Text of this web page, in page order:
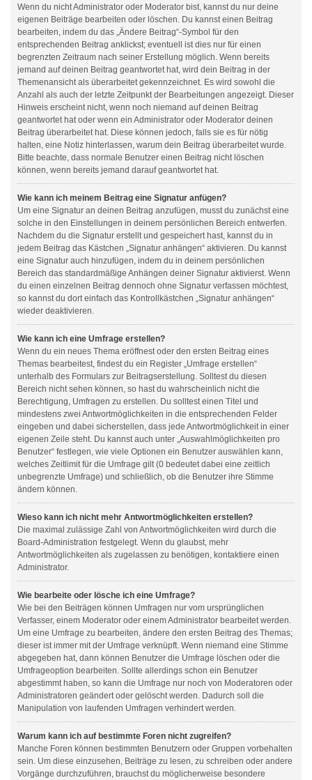
Wenn du nicht Administrator oder Moderator bist, kannst du nur deine
eigenen Beiträge bearbeiten oder löschen. Du kannst einen Beitrag
bearbeiten, indem du das „Ändere Beitrag“-Symbol für den
entsprechenden Beitrag anklickst; eventuell ist dies nur für einen
begrenzten Zeitraum nach seiner Erstellung möglich. Wenn bereits
jemand auf deinen Beitrag geantwortet hat, wird dein Beitrag in der
Themenansicht als überarbeitet gekennzeichnet. Es wird sowohl die
Anzahl als auch der letzte Zeitpunkt der Bearbeitungen angezeigt. Dieser
Hinweis erscheint nicht, wenn noch niemand auf deinen Beitrag
geantwortet hat oder wenn ein Administrator oder Moderator deinen
Beitrag überarbeitet hat. Diese können jedoch, falls sie es für nötig
halten, eine Notiz hinterlassen, warum dein Beitrag überarbeitet wurde.
Bitte beachte, dass normale Benutzer einen Beitrag nicht löschen
können, wenn bereits jemand darauf geantwortet hat.
Wie kann ich meinem Beitrag eine Signatur anfügen?
Um eine Signatur an deinen Beitrag anzufügen, musst du zunächst eine
solche in den Einstellungen in deinem persönlichen Bereich entwerfen.
Nachdem du die Signatur erstellt und gespeichert hast, kannst du in
jedem Beitrag das Kästchen „Signatur anhängen“ aktivieren. Du kannst
eine Signatur auch hinzufügen, indem du in deinem persönlichen
Bereich das standardmäßige Anhängen deiner Signatur aktivierst. Wenn
du einen einzelnen Beitrag dennoch ohne Signatur verfassen möchtest,
so kannst du dort einfach das Kontrollkästchen „Signatur anhängen“
wieder deaktivieren.
Wie kann ich eine Umfrage erstellen?
Wenn du ein neues Thema eröffnest oder den ersten Beitrag eines
Themas bearbeitest, findest du ein Register „Umfrage erstellen“
unterhalb des Formulars zur Beitragserstellung. Solltest du diesen
Bereich nicht sehen können, so hast du wahrscheinlich nicht die
Berechtigung, Umfragen zu erstellen. Du solltest einen Titel und
mindestens zwei Antwortmöglichkeiten in die entsprechenden Felder
eingeben und dabei sicherstellen, dass jede Antwortmöglichkeit in einer
eigenen Zeile steht. Du kannst auch unter „Auswahlmöglichkeiten pro
Benutzer“ festlegen, wie viele Optionen ein Benutzer auswählen kann,
welches Zeitlimit für die Umfrage gilt (0 bedeutet dabei eine zeitlich
unbegrenzte Umfrage) und schließlich, ob die Benutzer ihre Stimme
ändern können.
Wieso kann ich nicht mehr Antwortmöglichkeiten erstellen?
Die maximal zulässige Zahl von Antwortmöglichkeiten wird durch die
Board-Administration festgelegt. Wenn du glaubst, mehr
Antwortmöglichkeiten als zugelassen zu benötigen, kontaktiere einen
Administrator.
Wie bearbeite oder lösche ich eine Umfrage?
Wie bei den Beiträgen können Umfragen nur vom ursprünglichen
Verfasser, einem Moderator oder einem Administrator bearbeitet werden.
Um eine Umfrage zu bearbeiten, ändere den ersten Beitrag des Themas;
dieser ist immer mit der Umfrage verknüpft. Wenn niemand eine Stimme
abgegeben hat, dann können Benutzer die Umfrage löschen oder die
Umfrageoption bearbeiten. Sollte allerdings schon ein Benutzer
abgestimmt haben, so kann die Umfrage nur noch von Moderatoren oder
Administratoren geändert oder gelöscht werden. Dadurch soll die
Manipulation von laufenden Umfragen verhindert werden.
Warum kann ich auf bestimmte Foren nicht zugreifen?
Manche Foren können bestimmten Benutzern oder Gruppen vorbehalten
sein. Um diese einzusehen, Beiträge zu lesen, zu schreiben oder andere
Vorgänge durchzuführen, brauchst du möglicherweise besondere